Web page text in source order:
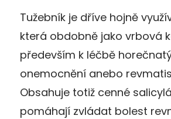
Tužebník je dříve hojně
která obdobně jako vrbová
především k léčbě
onemocnění anebo
Obsahuje totiž cenné
pomáhají zvládat bolest